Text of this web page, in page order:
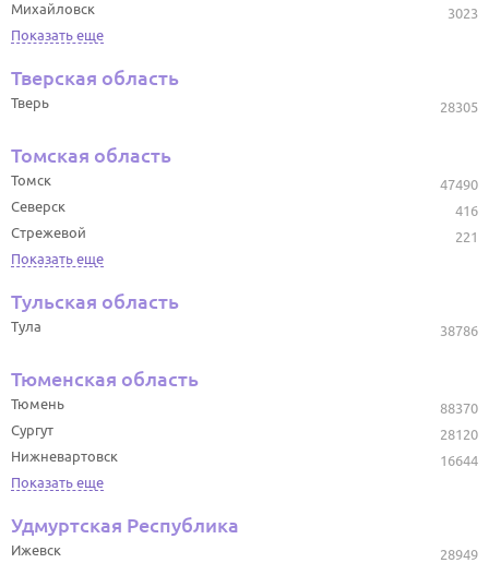
3023
Михайловск
Показать еще
Тверская область
28305
Тверь
Томская область
47490
Томск
416
Северск
221
Стрежевой
Показать еще
Тульская область
38786
Тула
Тюменская область
88370
Тюмень
28120
Сургут
16644
Нижневартовск
Показать еще
Удмуртская Республика
28949
Ижевск